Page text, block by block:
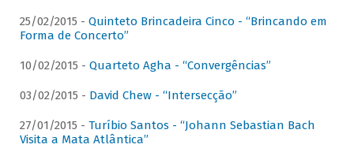
25/02/2015 - Quinteto Brincadeira Cinco - “Brincando em
Forma de Concerto”
10/02/2015 - Quarteto Agha - “Convergências”
03/02/2015 - David Chew - “Intersecção”
27/01/2015 - Turíbio Santos - “Johann Sebastian Bach
Visita a Mata Atlântica”